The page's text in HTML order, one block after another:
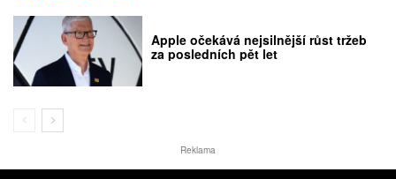
Apple očekává nejsilnější růst tržeb
za posledních pět let
Reklama